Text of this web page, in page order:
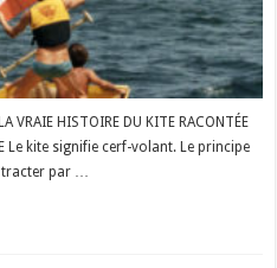
VRAIE HISTOIRE DU KITE RACONTÉE
Le kite signifie cerf-volant. Le principe
tracter par …